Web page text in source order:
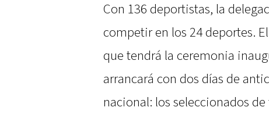
Con 136 deportistas, la
competir en los 24 deportes.
que tendrá la ceremonia
arrancará con dos días de
nacional: los seleccionados